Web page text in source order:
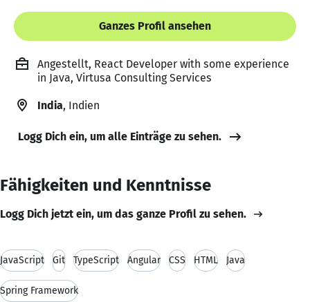
Ganzes Profil ansehen
Angestellt, React Developer with some experience
in Java, Virtusa Consulting Services
India, Indien
Logg Dich ein, um alle Einträge zu sehen.
Fähigkeiten und Kenntnisse
Logg Dich jetzt ein, um das ganze Profil zu sehen.
JavaScript Git TypeScript Angular CSS HTML Java
Spring Framework